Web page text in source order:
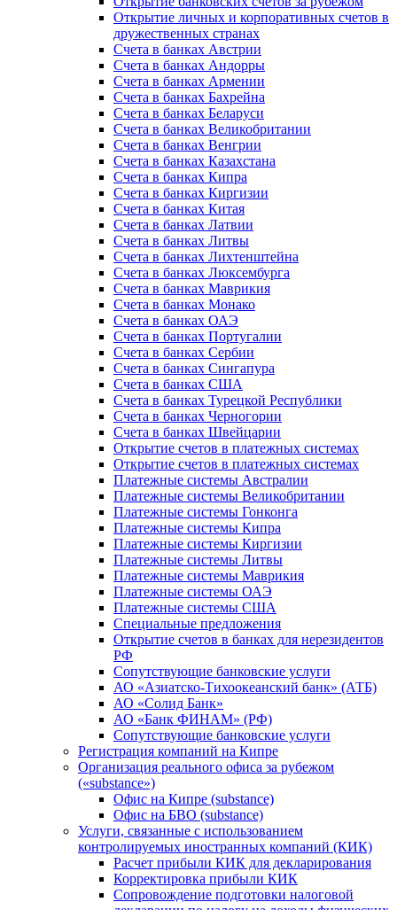
Открытие личных и корпоративных счетов в
дружественных странах
Счета в банках Австрии
Счета в банках Андорры
Счета в банках Армении
Счета в банках Бахрейна
Счета в банках Беларуси
Счета в банках Великобритании
Счета в банках Венгрии
Счета в банках Казахстана
Счета в банках Кипра
Счета в банках Киргизии
Счета в банках Китая
Счета в банках Латвии
Счета в банках Литвы
Счета в банках Лихтенштейна
Счета в банках Люксембурга
Счета в банках Маврикия
Счета в банках Монако
Счета в банках ОАЭ
Счета в банках Португалии
Счета в банках Сербии
Счета в банках Сингапура
Счета в банках США
Счета в банках Турецкой Республики
Счета в банках Черногории
Счета в банках Швейцарии
Открытие счетов в платежных системах
Открытие счетов в платежных системах
Платежные системы Австралии
Платежные системы Великобритании
Платежные системы Гонконга
Платежные системы Кипра
Платежные системы Киргизии
Платежные системы Литвы
Платежные системы Маврикия
Платежные системы ОАЭ
Платежные системы США
Специальные предложения
Открытие счетов в банках для нерезидентов
РФ
Сопутствующие банковские услуги
АО «Азиатско-Тихоокеанский банк» (АТБ)
АО «Солид Банк»
АО «Банк ФИНАМ» (РФ)
Сопутствующие банковские услуги
Регистрация компаний на Кипре
Организация реального офиса за рубежом
(«substance»)
Офис на Кипре (substance)
Офис на БВО (substance)
Услуги, связанные с использованием
контролируемых иностранных компаний (КИК)
Расчет прибыли КИК для декларирования
Корректировка прибыли КИК
Сопровождение подготовки налоговой